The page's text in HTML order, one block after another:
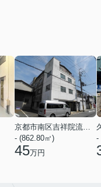
- (862.80㎡)
45万円
-